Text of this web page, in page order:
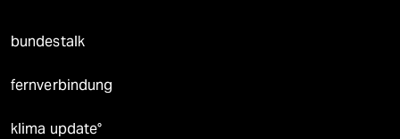
bundestalk
fernverbindung
klima update°